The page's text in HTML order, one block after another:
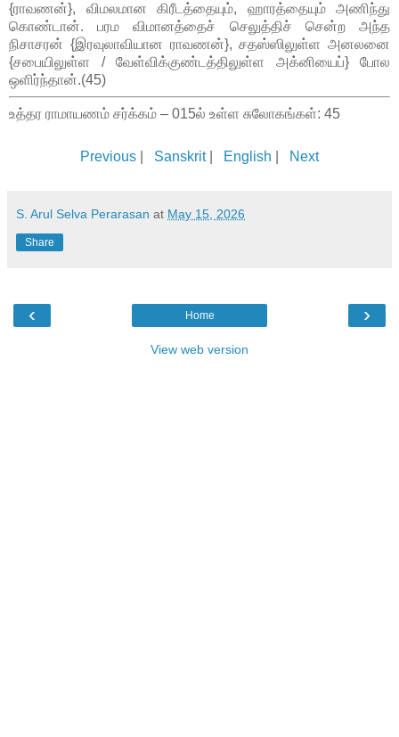
{ராவணன்}, விமலமான கிரீடத்தையும், ஹாரத்தையும் அணிந்து
கொண்டான். பரம விமானத்தைச் செலுத்திச் சென்ற அந்த
நிசாசரன் {இரவுலாவியான ராவணன்}, சதஸ்ஸிலுள்ள அனலனை
{சபையிலுள்ள / வேள்விக்குண்டத்திலுள்ள அக்னியைப்} போல
ஒளிர்ந்தான்.(45)
உத்தர ராமாயணம் சர்க்கம் – 015ல் உள்ள சுலோகங்கள்: 45
Previous Sanskrit| English Next
S. Arul Selva Perarasan at May 15, 2026
Share
‹ ›
Home
View web version